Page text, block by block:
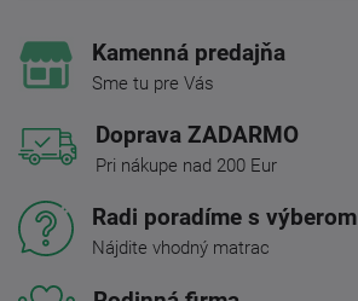
Kamenná predajňa
Sme tu pre Vás
Doprava ZADARMO
Pri nákupe nad 200 Eur
Radi poradíme s výberom
Nájdite vhodný matrac